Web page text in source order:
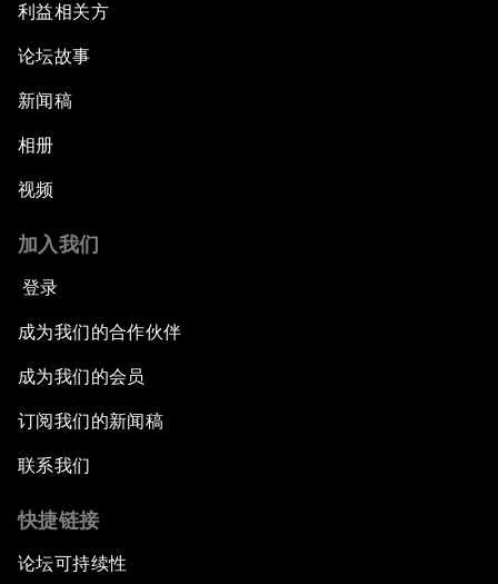
利益相关方
论坛故事
新闻稿
相册
视频
加入我们
登录
成为我们的合作伙伴
成为我们的会员
订阅我们的新闻稿
联系我们
快捷链接
论坛可持续性